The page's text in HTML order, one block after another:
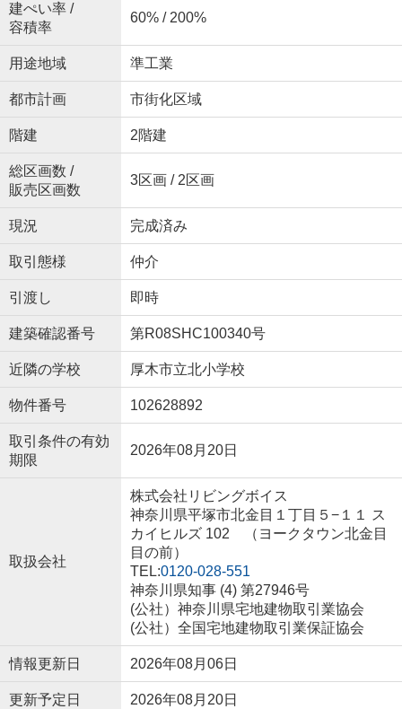
建ぺい率 /
容積率
60% / 200%
用途地域 準工業
都市計画 市街化区域
階建 2階建
総区画数 /
販売区画数
3区画 / 2区画
現況 完成済み
取引態様 仲介
引渡し 即時
建築確認番号 第R08SHC100340号
近隣の学校 厚木市立北小学校
物件番号 102628892
取引条件の有効
期限
2026年08月20日
取扱会社
株式会社リビングボイス
神奈川県平塚市北金目１丁目５−１１ ス
カイヒルズ 102 （ヨークタウン北金目
目の前）
TEL:0120-028-551
神奈川県知事 (4) 第27946号
(公社）神奈川県宅地建物取引業協会
(公社）全国宅地建物取引業保証協会
情報更新日 2026年08月06日
更新予定日 2026年08月20日